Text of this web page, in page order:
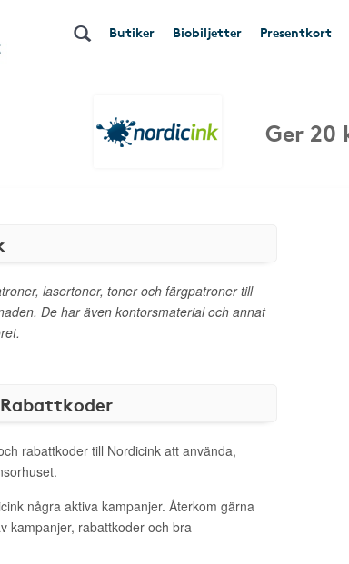
Butiker Biobiljetter Presentkort
Ger 20
lasertoner, toner och färgpatroner till
De har även kontorsmaterial och annat
rabattkoder till Nordicink att använda,
några aktiva kampanjer. Återkom gärna
kampanjer, rabattkoder och bra